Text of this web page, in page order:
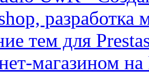
разработка
тем для
магазином на